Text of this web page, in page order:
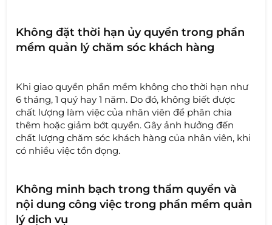
Không đặt thời hạn ủy quyền trong phần
mềm quản lý chăm sóc khách hàng
Khi giao quyền phần mềm không cho thời hạn như
6 tháng, 1 quý hay 1 năm. Do đó, không biết được
chất lượng làm việc của nhân viên để phân chia
thêm hoặc giảm bớt quyền. Gây ảnh hưởng đến
chất lượng chăm sóc khách hàng của nhân viên, khi
có nhiều việc tồn đọng.
Không minh bạch trong thẩm quyền và
nội dung công việc trong phần mềm quản
lý dịch vụ